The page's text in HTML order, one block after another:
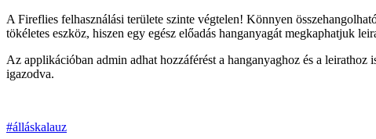
A Fireflies felhasználási területe szinte végtelen! Könnyen
tökéletes eszköz, hiszen egy egész előadás hanganyagát megkaphatjuk
Az applikációban admin adhat hozzáférést a hanganyaghoz és a
igazodva.
#álláskalauz